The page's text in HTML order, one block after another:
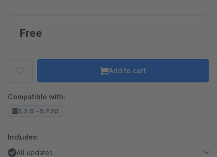
Free
Add to cart
Compatible with:
5.2.0 - 5.7.20
Includes:
All updates